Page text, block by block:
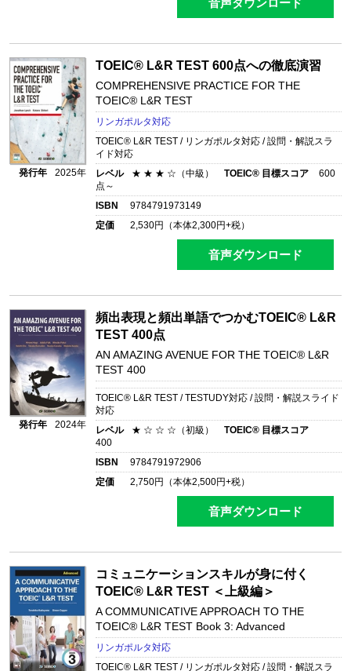
音声ダウンロード
発行年 2025年
TOEIC® L&R TEST 600点への徹底演習
COMPREHENSIVE PRACTICE FOR THE
TOEIC® L&R TEST
リンガポルタ対応
TOEIC® L&R TEST / リンガポルタ対応 / 設問・解説スラ
イド対応
レベル
★ ★ ★ ☆（中級） TOEIC® 目標スコア
600
点～
ISBN
9784791973149
定価
2,530円（本体2,300円+税）
音声ダウンロード
発行年 2024年
頻出表現と頻出単語でつかむTOEIC® L&R
TEST 400点
AN AMAZING AVENUE FOR THE TOEIC® L&R
TEST 400
TOEIC® L&R TEST / TESTUDY対応 / 設問・解説スライド
対応
レベル
★ ☆ ☆ ☆（初級）
TOEIC® 目標スコア
400
ISBN
9784791972906
定価
2,750円（本体2,500円+税）
音声ダウンロード
コミュニケーションスキルが身に付く
TOEIC® L&R TEST ＜上級編＞
A COMMUNICATIVE APPROACH TO THE
TOEIC® L&R TEST Book 3: Advanced
リンガポルタ対応
TOEIC® L&R TEST / リンガポルタ対応 / 設問・解説スラ